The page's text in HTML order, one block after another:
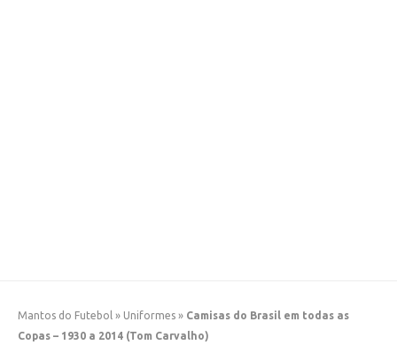
Mantos do Futebol » Uniformes » Camisas do Brasil em todas as
Copas – 1930 a 2014 (Tom Carvalho)